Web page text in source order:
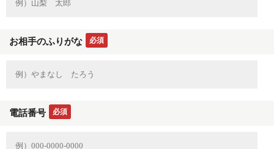
お相手のふりがな 必須
電話番号 必須